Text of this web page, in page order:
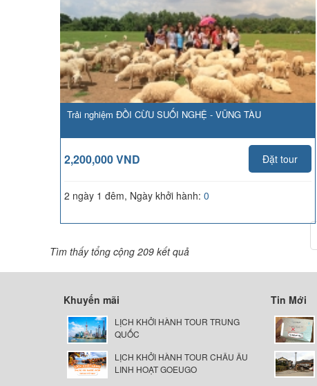
Trải nghiệm ĐỒI CỪU SUỐI NGHỆ - VŨNG TÀU
2,200,000 VND Đặt tour
2 ngày 1 đêm, Ngày khởi hành: 0
Tìm thấy tổng cộng 209 kết quả
Khuyến mãi
LỊCH KHỞI HÀNH TOUR TRUNG
QUỐC
LỊCH KHỞI HÀNH TOUR CHÂU ÂU
LINH HOẠT GOEUGO
Tin Mới